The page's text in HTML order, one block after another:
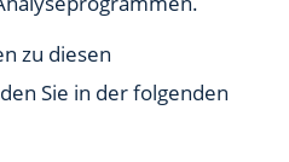
zu diesen
Sie in der folgenden